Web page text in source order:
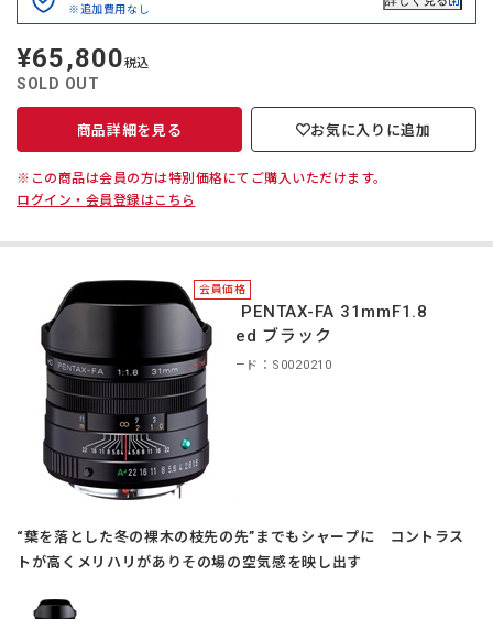
※追加費用なし
定
価
¥65,800税込
SOLD OUT
商品詳細を見る お気に入りに追加
※この商品は会員の方は特別価格にてご購入いただけます。
ログイン・会員登録はこちら
会員価格
＊HD PENTAX-FA 31mmF1.8
Limited ブラック
商品コード：S0020210
“葉を落とした冬の裸木の枝先の先”までもシャープに コントラス
トが高くメリハリがありその場の空気感を映し出す